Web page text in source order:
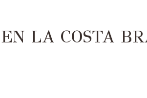
LA COSTA